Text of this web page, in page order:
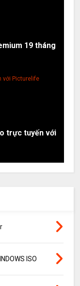
19 tháng
trực tuyến với
ISO